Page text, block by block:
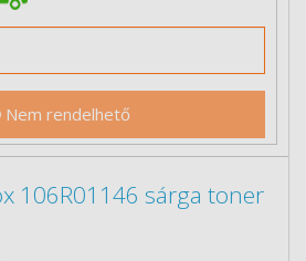
Nem rendelhető
106R01146 sárga toner